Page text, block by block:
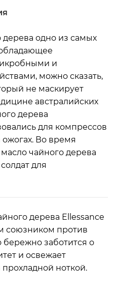
одно из самых
и
можно сказать,
не маскирует
австралийских
дерева
для компрессов
Во время
чайного дерева
для
дерева Ellessance
союзником против
бережно заботится о
и освежает
ноткой.